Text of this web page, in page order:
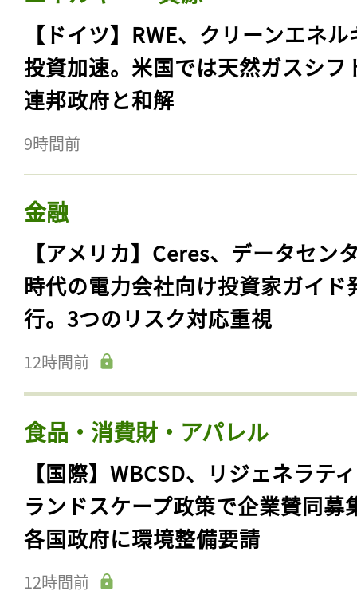
【ドイツ】RWE、クリーンエネ
投資加速。米国では天然ガスシフ
連邦政府と和解
9時間前
金融
【アメリカ】Ceres、データセン
時代の電力会社向け投資家ガイド
行。3つのリスク対応重視
12時間前
食品・消費財・アパレル
【国際】WBCSD、リジェネラテ
ランドスケープ政策で企業賛同募
各国政府に環境整備要請
12時間前